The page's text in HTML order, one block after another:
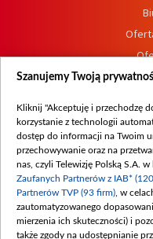
Procedura
Szanujemy Twoją
Kliknij "Akceptuję i przechodzę
korzystanie z technologii
dostęp do informacji na Twoim
przechowywanie oraz na
nas, czyli Telewizję Polską S.A.
Zaufanych Partnerów z IAB*
Partnerów TVP (93 firm) , w
zautomatyzowanego
mierzenia ich skuteczności) i
także zgody na udostępnianie